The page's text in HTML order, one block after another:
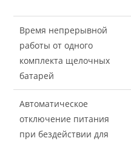
Время непрерывной
работы от одного
комплекта щелочных
батарей
Автоматическое
отключение питания
при бездействии для